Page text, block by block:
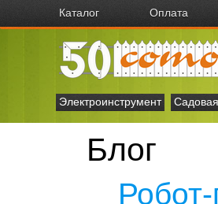
Каталог Оплата
Электроинструмент
Блог